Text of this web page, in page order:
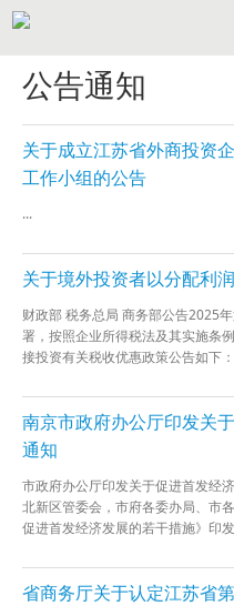
公告通知
关于成立江苏省外商投资
工作小组的公告
...
关于境外投资者以分配利
财政部 税务总局 商务部公告2025
署，按照企业所得税法及其实施条
接投资有关税收优惠政策公告如下
南京市政府办公厅印发关
通知
市政府办公厅印发关于促进首发经
北新区管委会，市府各委办局、市
促进首发经济发展的若干措施》印
省商务厅关于认定江苏省